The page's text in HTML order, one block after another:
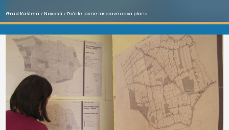
Grad Kaštela > Novosti > Počele javne rasprave o dva plana